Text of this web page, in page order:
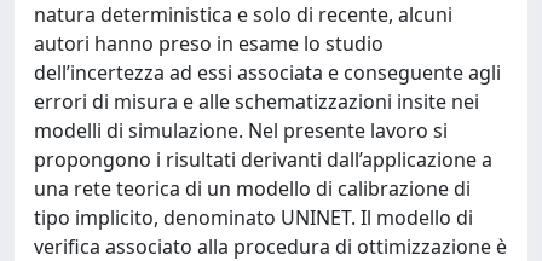
natura deterministica e solo di recente, alcuni
autori hanno preso in esame lo studio
dell’incertezza ad essi associata e conseguente agli
errori di misura e alle schematizzazioni insite nei
modelli di simulazione. Nel presente lavoro si
propongono i risultati derivanti dall’applicazione a
una rete teorica di un modello di calibrazione di
tipo implicito, denominato UNINET. Il modello di
verifica associato alla procedura di ottimizzazione è